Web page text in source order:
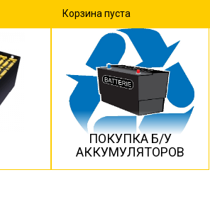
Корзина пуста
ПОКУПКА Б/У
АККУМУЛЯТОРОВ